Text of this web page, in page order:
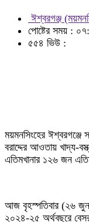
ঈশ্বরগঞ্জ
পোষ্টের সময় :
৫৫৪ ভিউ :
ময়মনসিংহের ঈশ্বরগঞ্জে
বরাদ্দের আওতায় খাদ্য-
এতিমখানার ১২৬ জন
আজ বৃহস্পতিবার (২৬ জুন)
২০২৪-২৫ অর্থবছরে